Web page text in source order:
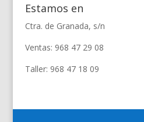
Estamos en
Ctra. de Granada, s/n
Ventas: 968 47 29 08
Taller: 968 47 18 09